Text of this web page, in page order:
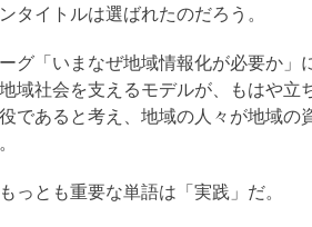
タイトルは選ばれたのだろう。
グ「いまなぜ地域情報化が必要か
域社会を支えるモデルが、もはや
であると考え、地域の人々が地域の
っとも重要な単語は「実践」だ。